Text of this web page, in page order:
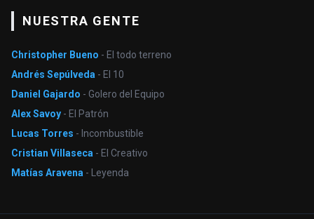
NUESTRA GENTE
Christopher Bueno - El todo terreno
Andrés Sepúlveda - El 10
Daniel Gajardo - Golero del Equipo
Alex Savoy - El Patrón
Lucas Torres - Incombustible
Cristian Villaseca - El Creativo
Matías Aravena - Leyenda